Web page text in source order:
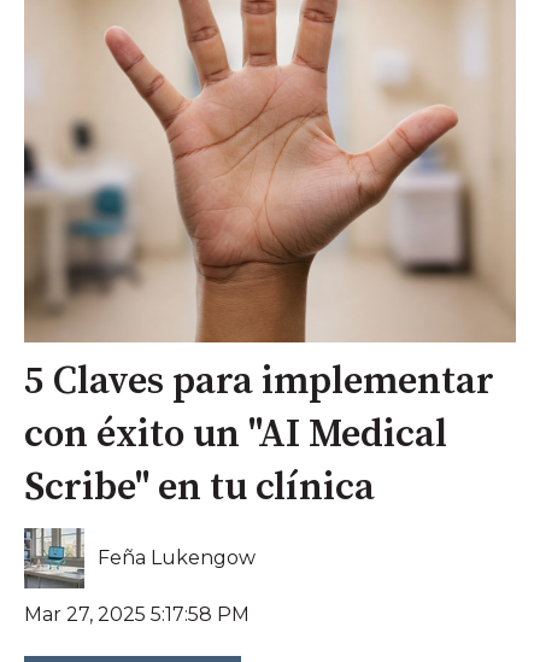
5 Claves para implementar
con éxito un "AI Medical
Scribe" en tu clínica
Feña Lukengow
Mar 27, 2025 5:17:58 PM